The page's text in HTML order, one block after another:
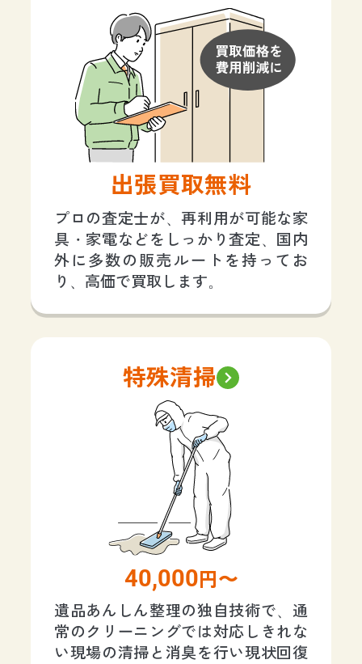
出張買取無料
プロの査定士が、再利用が可能な家
具・家電などをしっかり査定、国内
外に多数の販売ルートを持ってお
り、高価で買取します。
特殊清掃
40,000 円〜
遺品あんしん整理の独自技術で、通
常のクリーニングでは対応しきれな
い現場の清掃と消臭を行い現状回復